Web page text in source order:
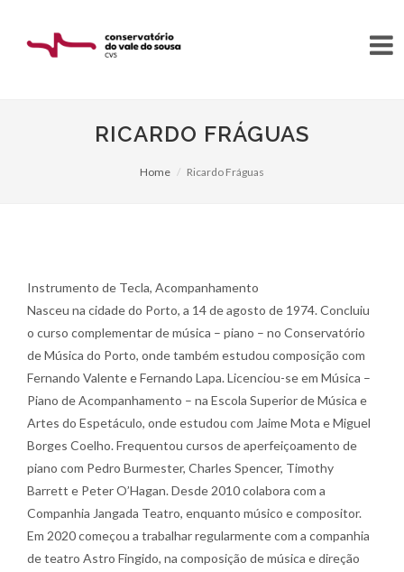
RICARDO FRÁGUAS
Home Ricardo Fráguas
Instrumento de Tecla, Acompanhamento
Nasceu na cidade do Porto, a 14 de agosto de 1974. Concluiu
o curso complementar de música – piano – no Conservatório
de Música do Porto, onde também estudou composição com
Fernando Valente e Fernando Lapa. Licenciou-se em Música –
Piano de Acompanhamento – na Escola Superior de Música e
Artes do Espetáculo, onde estudou com Jaime Mota e Miguel
Borges Coelho. Frequentou cursos de aperfeiçoamento de
piano com Pedro Burmester, Charles Spencer, Timothy
Barrett e Peter O’Hagan. Desde 2010 colabora com a
Companhia Jangada Teatro, enquanto músico e compositor.
Em 2020 começou a trabalhar regularmente com a companhia
de teatro Astro Fingido, na composição de música e direção